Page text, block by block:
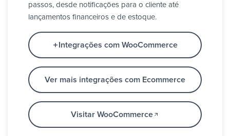
passos, desde notificações para o cliente até
lançamentos financeiros e de estoque.
Integrações com WooCommerce
Ver mais integrações com Ecommerce
Visitar WooCommerce